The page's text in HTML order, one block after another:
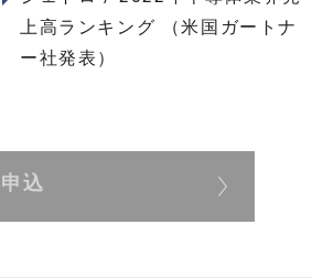
上高ランキング （米国ガートナ
ー社発表）
込